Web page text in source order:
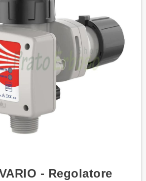
- Regolatore